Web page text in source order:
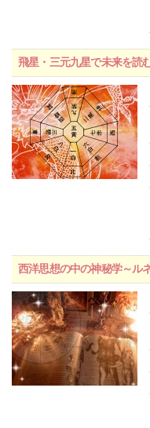
飛星・三元九星で未来を読
西洋思想の中の神秘学～ル